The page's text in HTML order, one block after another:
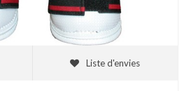
Liste d'envies